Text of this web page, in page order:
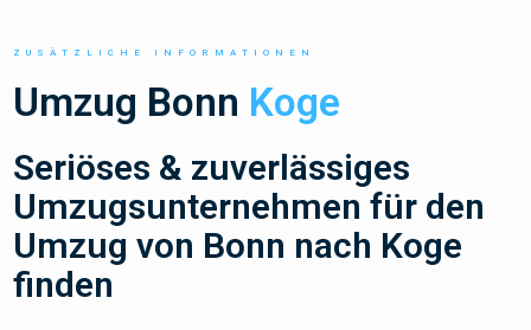
ZUSÄTZLICHE INFORMATIONEN
Umzug Bonn Koge
Seriöses & zuverlässiges
Umzugsunternehmen für den
Umzug von Bonn nach Koge
finden